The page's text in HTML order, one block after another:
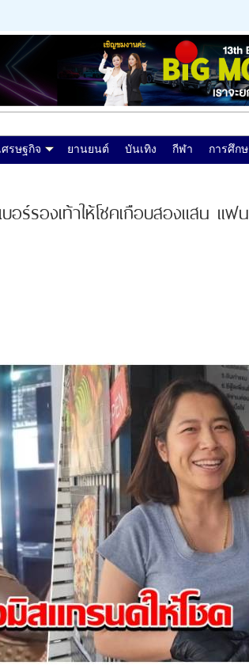
ศรษฐกิจ ยานยนต์ บันเทิง กีฬา การศึก
อร์รองเท้าให้โชคเกือบสองแสน แฟ